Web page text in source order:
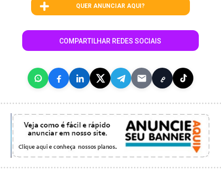
QUER ANUNCIAR AQUI?
COMPARTILHAR REDES SOCIAIS